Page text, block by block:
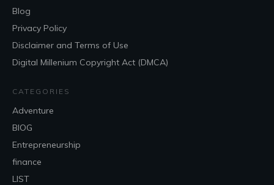
Blog
Privacy Policy
Disclaimer and Terms of Use
Digital Millenium Copyright Act (DMCA)
CATEGORIES
Adventure
BlOG
Entrepreneurship
finance
LIST